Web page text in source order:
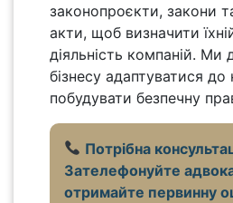
законопроєкти, закони
акти, щоб визначити
діяльність компаній. Ми
бізнесу адаптуватися
побудувати безпечну
Потрібна
Зателефонуйте
отримайте первинну